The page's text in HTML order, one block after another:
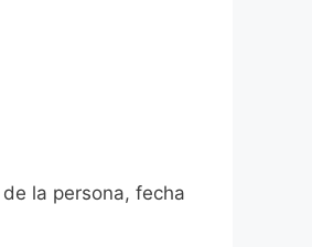
la persona, fecha